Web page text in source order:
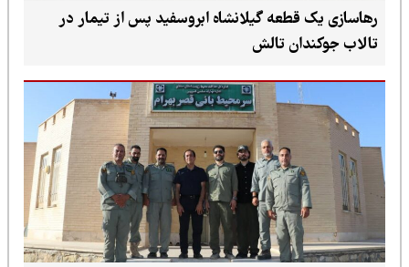
رهاسازی یک قطعه گیلانشاه ابروسفید پس از تیمار در
تالاب جوکندان تالش